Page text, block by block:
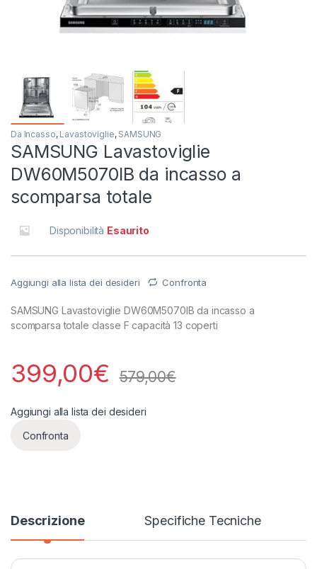
Da Incasso, Lavastoviglie, SAMSUNG
SAMSUNG Lavastoviglie
DW60M5070IB da incasso a
scomparsa totale
Disponibilità Esaurito
Aggiungi alla lista dei desideri Confronta
SAMSUNG Lavastoviglie DW60M5070IB da incasso a
scomparsa totale classe F capacità 13 coperti
399,00€ 579,00€
Aggiungi alla lista dei desideri
Confronta
Descrizione Specifiche Tecniche